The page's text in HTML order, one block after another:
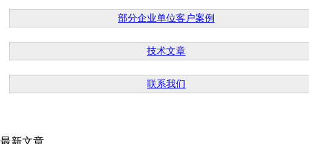
部分企业单位客户案例
技术文章
联系我们
最新文章